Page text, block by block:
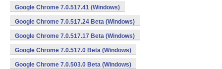
Google Chrome 7.0.517.41 (Windows)
Google Chrome 7.0.517.24 Beta (Windows)
Google Chrome 7.0.517.17 Beta (Windows)
Google Chrome 7.0.517.0 Beta (Windows)
Google Chrome 7.0.503.0 Beta (Windows)